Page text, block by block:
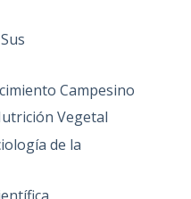
Campesino
Vegetal
de la